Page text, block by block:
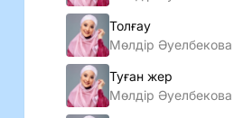
Толғау
Мөлдір Әуелбекова
Туған жер
Мөлдір Әуелбекова